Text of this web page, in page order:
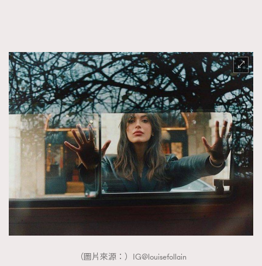
EmpowerF
FashionWeek FigaroAesthetic
（圖片來源：）IG@louisefollain